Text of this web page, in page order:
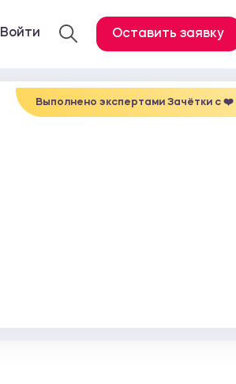
Все
Войти Оставить заявку
Выполнено экспертами Зачётки c ❤️